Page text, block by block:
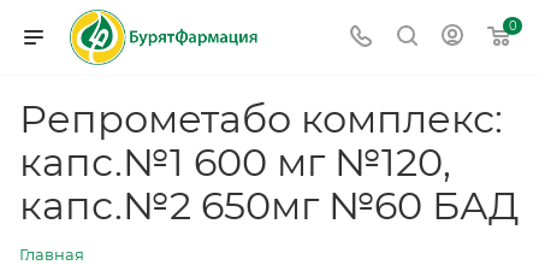
0
Репрометабо комплекс:
капс.№1 600 мг №120,
капс.№2 650мг №60 БАД
Главная